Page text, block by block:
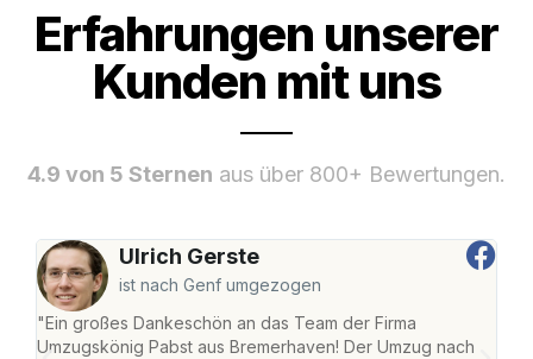
Erfahrungen unserer
Kunden mit uns
4.9 von 5 Sternen aus über 800+ Bewertungen.
Ulrich Gerste
ist nach Genf umgezogen
"Ein großes Dankeschön an das Team der Firma
Umzugskönig Pabst aus Bremerhaven! Der Umzug nach